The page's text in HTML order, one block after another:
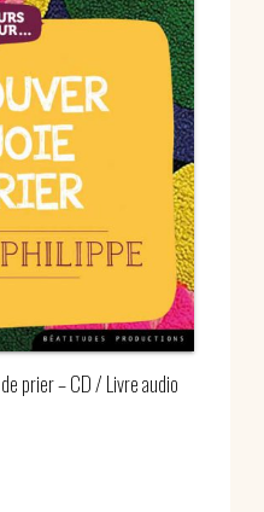
prier – CD / Livre audio